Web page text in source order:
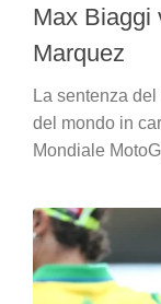
Max Biaggi
Marquez
La sentenza
del mondo in
Mondiale